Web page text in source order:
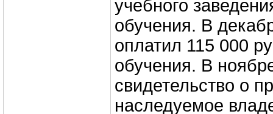
учебного
обучения. В
оплатил 115 000
обучения. В
свидетельство о
наследуемое